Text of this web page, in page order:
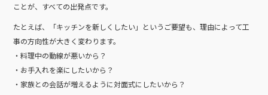
ことが、すべての出発点です。
たとえば、「キッチンを新しくしたい」というご要望も、理由によって工
事の方向性が大きく変わります。
・料理中の動線が悪いから？
・お手入れを楽にしたいから？
・家族との会話が増えるように対面式にしたいから？